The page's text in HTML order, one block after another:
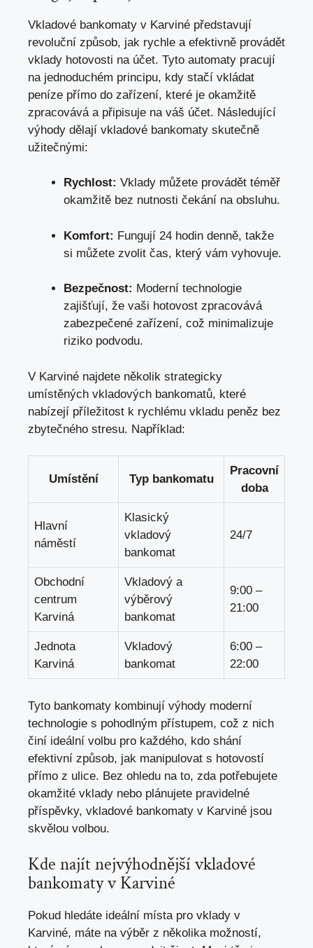
Vkladové bankomaty v Karviné představují
revoluční způsob, jak rychle a efektivně provádět
vklady hotovosti na účet. Tyto automaty pracují
na jednoduchém principu, kdy stačí vkládat
peníze přímo do zařízení, které je okamžitě
zpracovává a připisuje na váš účet. Následující
výhody dělají vkladové bankomaty skutečně
užitečnými:
Rychlost: Vklady můžete provádět téměř
okamžitě bez nutnosti čekání na obsluhu.
Komfort: Fungují 24 hodin denně, takže
si můžete zvolit čas, který vám vyhovuje.
Bezpečnost: Moderní technologie
zajišťují, že vaši hotovost zpracovává
zabezpečené zařízení, což minimalizuje
riziko podvodu.
V Karviné najdete několik strategicky
umístěných vkladových bankomatů, které
nabízejí příležitost k rychlému vkladu peněz bez
zbytečného stresu. Například:
Umístění Typ bankomatu
Pracovní
doba
Hlavní
náměstí
Klasický
vkladový
bankomat
24/7
Obchodní
centrum
Karviná
Vkladový a
výběrový
bankomat
9:00 –
21:00
Jednota
Karviná
Vkladový
bankomat
6:00 –
22:00
Tyto bankomaty kombinují výhody moderní
technologie s pohodlným přístupem, což z nich
činí ideální volbu pro každého, kdo shání
efektivní způsob, jak manipulovat s hotovostí
přímo z ulice. Bez ohledu na to, zda potřebujete
okamžité vklady nebo plánujete pravidelné
příspěvky, vkladové bankomaty v Karviné jsou
skvělou volbou.
Kde najít nejvýhodnější vkladové
bankomaty v Karviné
Pokud hledáte ideální místa pro vklady v
Karviné, máte na výběr z několika možností,